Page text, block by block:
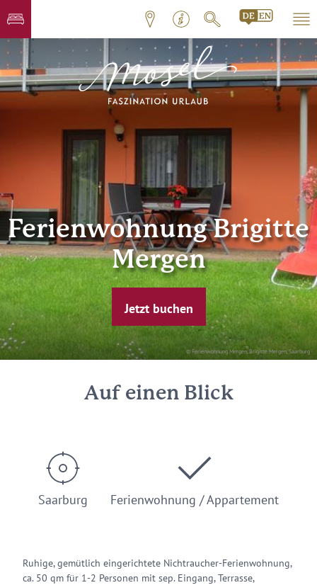
© Ferienwohnung Mergen, Brigitte Mergen, Saarburg
Ferienwohnung Brigitte
Mergen
Jetzt buchen
Auf einen Blick
Saarburg Ferienwohnung / Appartement
Ruhige, gemütlich eingerichtete Nichtraucher-Ferienwohnung,
ca. 50 qm für 1-2 Personen mit sep. Eingang, Terrasse,